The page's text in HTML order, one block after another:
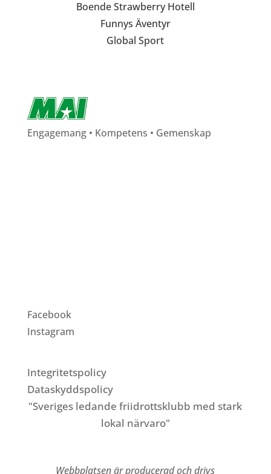
Boende Strawberry Hotell
Funnys Äventyr
Global Sport
Engagemang • Kompetens • Gemenskap
Facebook
Instagram
Integritetspolicy
Dataskyddspolicy
"Sveriges ledande friidrottsklubb med stark
lokal närvaro"
Webbplatsen är producerad och drivs